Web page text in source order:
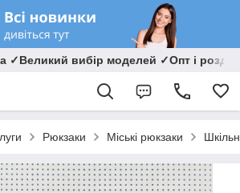
✓Великий вибір моделей ✓Опт і
Рюкзаки Міські рюкзаки